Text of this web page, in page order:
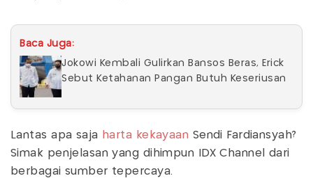
Baca Juga:
Jokowi Kembali Gulirkan Bansos Beras, Erick
Sebut Ketahanan Pangan Butuh Keseriusan
Lantas apa saja harta kekayaan Sendi Fardiansyah?
Simak penjelasan yang dihimpun IDX Channel dari
berbagai sumber tepercaya.